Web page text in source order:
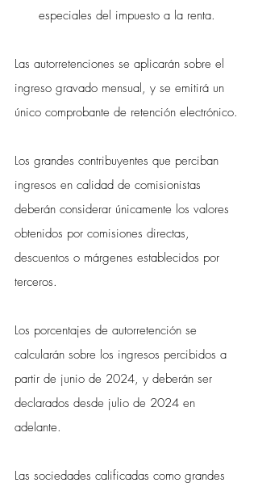
especiales del impuesto a la renta.
Las autorretenciones se aplicarán sobre el
ingreso gravado mensual, y se emitirá un
único comprobante de retención electrónico.
Los grandes contribuyentes que perciban
ingresos en calidad de comisionistas
deberán considerar únicamente los valores
obtenidos por comisiones directas,
descuentos o márgenes establecidos por
terceros.
Los porcentajes de autorretención se
calcularán sobre los ingresos percibidos a
partir de junio de 2024, y deberán ser
declarados desde julio de 2024 en
adelante.
Las sociedades calificadas como grandes